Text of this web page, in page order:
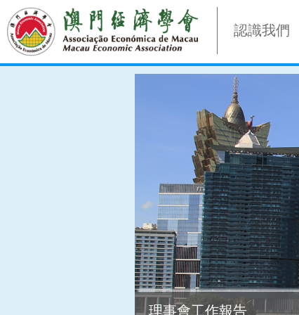
認識我們
理事會工作報告